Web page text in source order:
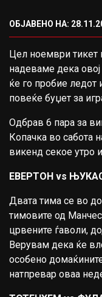
ОБЈАВЕНО НА:
Цел ноември
надеваме дека овој
ќе го пробие
повеќе буџет за
Одбрав 6 пара за
Копачка во сабота
викенд секое утро
ЕВЕРТОН vs
Двата тима се во
тимовите од
црвените ѓаволи,
Верувам дека ќе
особено
натпревар оваа